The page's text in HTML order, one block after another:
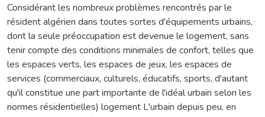
Considérant les nombreux problèmes rencontrés par le
résident algérien dans toutes sortes d'équipements urbains,
dont la seule préoccupation est devenue le logement, sans
tenir compte des conditions minimales de confort, telles que
les espaces verts, les espaces de jeux, les espaces de
services (commerciaux, culturels, éducatifs, sports, d'autant
qu'il constitue une part importante de l'idéal urbain selon les
normes résidentielles) logement L'urbain depuis peu, en